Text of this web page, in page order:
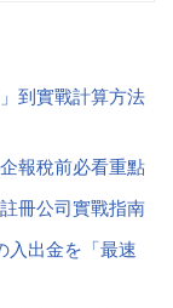
到實戰計算方法
報稅前必看重點
冊公司實戰指南
入出金を「最速